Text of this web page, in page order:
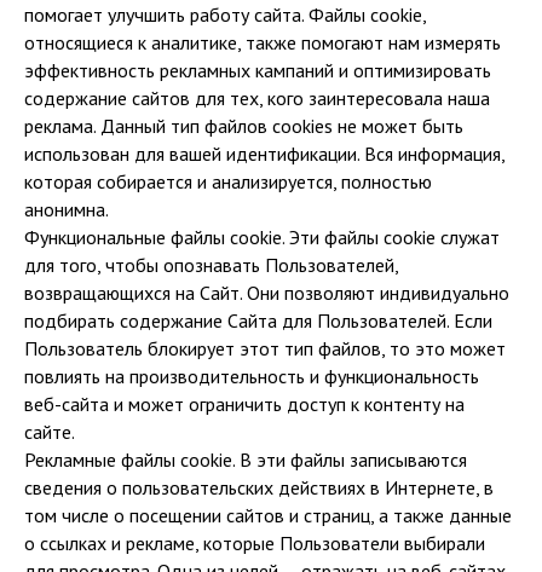
помогает улучшить работу сайта. Файлы cookie,
относящиеся к аналитике, также помогают нам измерять
эффективность рекламных кампаний и оптимизировать
содержание сайтов для тех, кого заинтересовала наша
реклама. Данный тип файлов cookies не может быть
использован для вашей идентификации. Вся информация,
которая собирается и анализируется, полностью
анонимна.
Функциональные файлы cookie. Эти файлы cookie служат
для того, чтобы опознавать Пользователей,
возвращающихся на Сайт. Они позволяют индивидуально
подбирать содержание Сайта для Пользователей. Если
Пользователь блокирует этот тип файлов, то это может
повлиять на производительность и функциональность
веб-сайта и может ограничить доступ к контенту на
сайте.
Рекламные файлы cookie. В эти файлы записываются
сведения о пользовательских действиях в Интернете, в
том числе о посещении сайтов и страниц, а также данные
о ссылках и рекламе, которые Пользователи выбирали